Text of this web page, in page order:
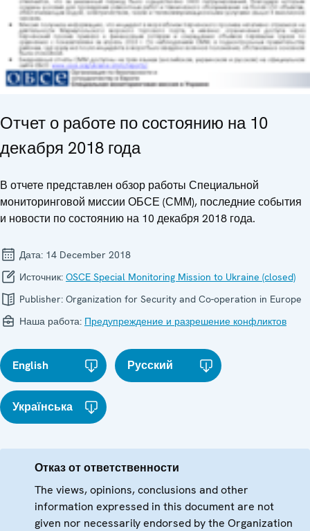
Отчет о работе по состоянию на 10
декабря 2018 года
В отчете представлен обзор работы Специальной
мониторинговой миссии ОБСЕ (СММ), последние события
и новости по состоянию на 10 декабря 2018 года.
Дата: 14 December 2018
Источник: OSCE Special Monitoring Mission to Ukraine (closed)
Publisher: Organization for Security and Co-operation in Europe
Наша работа: Предупреждение и разрешение конфликтов
English Русский
Українська
Отказ от ответственности
The views, opinions, conclusions and other
information expressed in this document are not
given nor necessarily endorsed by the Organization